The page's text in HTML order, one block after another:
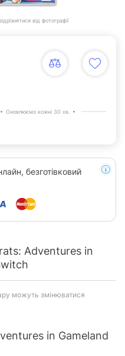
від фотографії
Оновлюємо кожні 30 хв.
безготівковий
Adventures in
можуть змінюватися
in Gameland